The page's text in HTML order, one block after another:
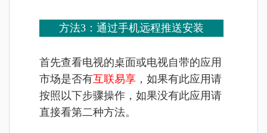
方法3：通过手机远程推送安装
首先查看电视的桌面或电视自带的应用
市场是否有互联易享 ，如果有此应用请
按照以下步骤操作，如果没有此应用请
直接看第二种方法。